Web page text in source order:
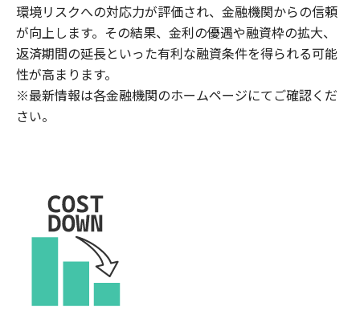
環境リスクへの対応力が評価され、金融機関からの信頼
が向上します。その結果、金利の優遇や融資枠の拡大、
返済期間の延長といった有利な融資条件を得られる可能
性が高まります。
※最新情報は各金融機関のホームページにてご確認くだ
さい。